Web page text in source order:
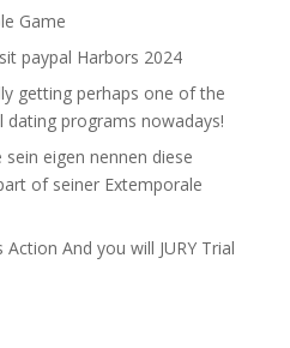
Game
paypal Harbors 2024
getting perhaps one of the
programs nowadays!
eigen nennen diese
of seiner Extemporale
Action And you will JURY Trial